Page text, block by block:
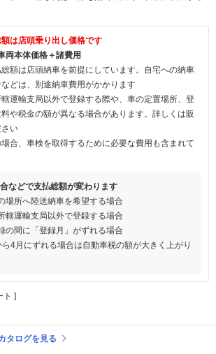
は店頭乗り出し価格です
両本体価格＋諸費用
額は店頭納車を前提にしています。自宅への納車
どは、別途納車費用がかかります
運輸支局以外で登録する際や、車の定置場所、登
や税金の額が異なる場合があります。詳しくは販
い
合、車検を取得するために必要な費用も含まれて
などで支払総額が変わります
場所へ陸送納車を希望する場合
轄運輸支局以外で登録する場合
の間に「登録月」がずれる場合
ら4月にずれる場合は自動車税の額が大きく上がり
ト ]
タログを見る